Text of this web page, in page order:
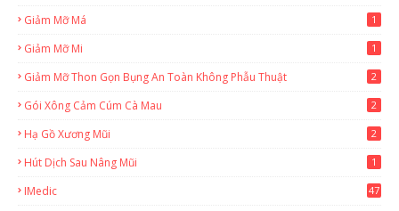
Giảm Mỡ Má 1
Giảm Mỡ Mi 1
Giảm Mỡ Thon Gọn Bụng An Toàn Không Phẫu Thuật 2
Gói Xông Cảm Cúm Cà Mau 2
Hạ Gồ Xương Mũi 2
Hút Dịch Sau Nâng Mũi 1
IMedic 47